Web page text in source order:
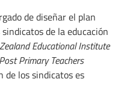
de diseñar el plan
de la educación
Educational Institute
Post Primary Teachers
de los sindicatos es